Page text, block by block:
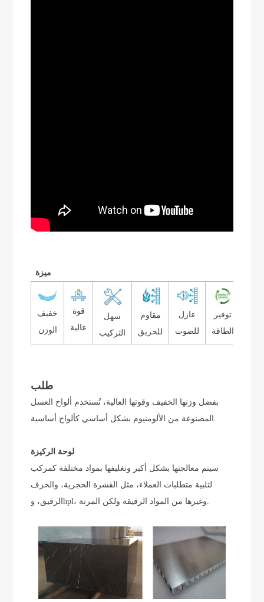
خفيف
الوزن
قوة
عالية
سهل
التركيب
مقاوم
للحريق
عازل
للصوت
توفير
الطاقة
طلب
بفضل وزنها الخفيف وقوتها العالية، تُستخدم ألواح العسل
لوحة الركيزة
سيتم معالجتها بشكل أكبر وتغليفها بمواد مختلفة كمركب
لتلبية متطلبات العملاء، مثل القشرة الحجرية، والخزف